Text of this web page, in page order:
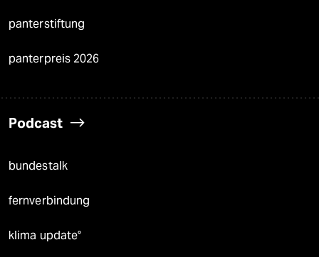
panterstiftung
panterpreis 2026
Podcast
bundestalk
fernverbindung
klima update°